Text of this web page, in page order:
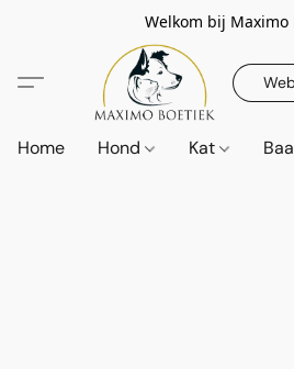
Welkom bij Maximo
Home Hond Kat